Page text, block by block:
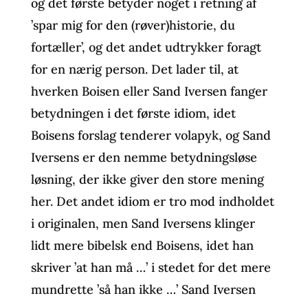
’spar mig for den (røver)historie, du
fortæller’, og det andet udtrykker foragt
for en nærig person. Det lader til, at
hverken Boisen eller Sand Iversen fanger
betydningen i det første idiom, idet
Boisens forslag tenderer volapyk, og Sand
Iversens er den nemme betydningsløse
løsning, der ikke giver den store mening
her. Det andet idiom er tro mod indholdet
i originalen, men Sand Iversens klinger
lidt mere bibelsk end Boisens, idet han
skriver ’at han må …’ i stedet for det mere
mundrette ’så han ikke …’ Sand Iversen